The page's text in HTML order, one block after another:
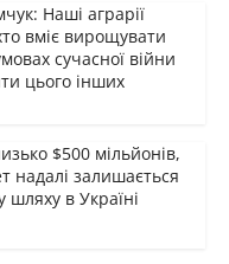
Наші аграрії
вміє вирощувати
сучасної війни
цього інших
$500 мільйонів,
надалі залишається
шляху в Україні